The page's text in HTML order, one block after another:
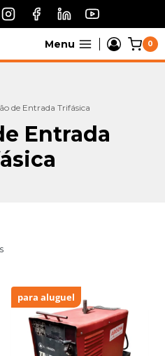
Menu 0
de Entrada Trifásica
Entrada
para aluguel